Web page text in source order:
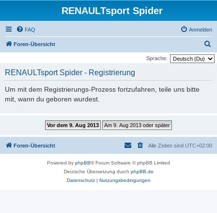
RENAULTsport Spider
FAQ Anmelden
Foren-Übersicht
u
Sprache:
RENAULTsport Spider - Registrierung
Um mit dem Registrierungs-Prozess fortzufahren, teile uns bitte
mit, wann du geboren wurdest.
Foren-Übersicht Alle Zeiten sind UTC+02:00
Powered by phpBB® Forum Software © phpBB Limited
Deutsche Übersetzung durch phpBB.de
Datenschutz| Nutzungsbedingungen